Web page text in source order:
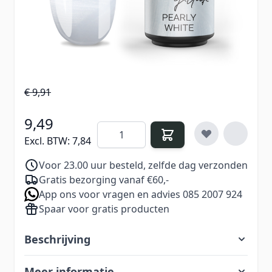
verfijnde uitstraling. Perfect voor een
minimalistische look met een elegante twist.
€ 9,91
9,49
Excl. BTW: 7,84
Aantal
Voor 23.00 uur besteld, zelfde dag verzonden
Gratis bezorging vanaf €60,-
App ons voor vragen en advies 085 2007 924
Spaar voor gratis producten
Beschrijving